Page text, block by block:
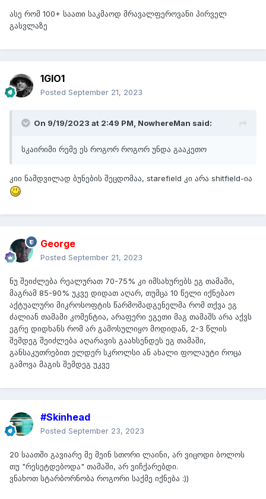
ასე რომ 100+ საათი საკმაოდ მრავალფეროვანი პირველ
გასვლაზე
1GIO1
Posted September 21, 2023
On 9/19/2023 at 2:49 PM, NowhereMan said:
სკაირიმი რემე ეს როგორ როგორ უნდა გააკეთო
კიი ნამდვილად ბუნების შეცდომაა, starefield კი არა shitfield-ია
George
Posted September 21, 2023
ნუ შეიძლება რეალურათ 70-75% კი იმსახურებს ეგ თამაში,
მაგრამ 85-90% უკვე დიდათ აღარ, თუმცა 10 წელი იქნებაო
აქტუალური მიკროსოფტის წარმომადგენელმა რომ თქვა ეგ
ძალიან თამამი კომენტია, არაფერი ეგეთი მაგ თამაშს არა აქვს
ეგრე დიდხანს რომ არ გამოსულიყო მოდიდან, 2-3 წლის
შემდეგ შეიძლება აღარავის გაახსენდეს ეგ თამაში,
განსაკუთრებით ელდერ სკროლსი ან ახალი ფოლაუტი როცა
გამოვა მაგის შემდეგ უკვე
#Skinhead
Posted September 23, 2023
20 საათში გავიარე მე მეინ სთორი ლაინი, არ ვიცოდი ბოლოს
თუ "რესეტდებოდა" თამაში, არ ვიჩქარებდი.
ვნახოთ სტარბორნობა როგორი საქმე იქნება :))